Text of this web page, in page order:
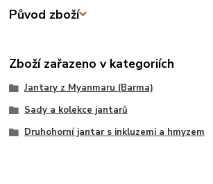
Původ zboží
Zboží zařazeno v kategoriích
Jantary z Myanmaru (Barma)
Sady a kolekce jantarů
Druhohorní jantar s inkluzemi a hmyzem